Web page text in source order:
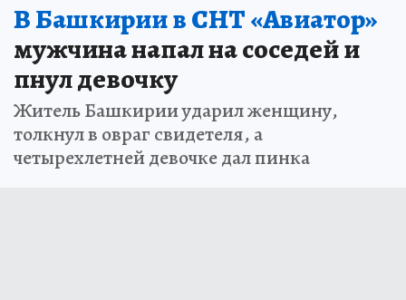
В Башкирии в СНТ «Авиатор»
мужчина напал на соседей и
пнул девочку
Житель Башкирии ударил женщину,
толкнул в овраг свидетеля, а
четырехлетней девочке дал пинка